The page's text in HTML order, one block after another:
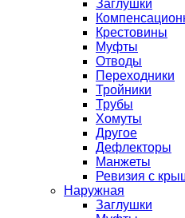
Заглушки
Крестовины
Муфты
Отводы
Переходники
Тройники
Трубы
Хомуты
Другое
Дефлекторы
Манжеты
Ревизия с
Наружная
Заглушки